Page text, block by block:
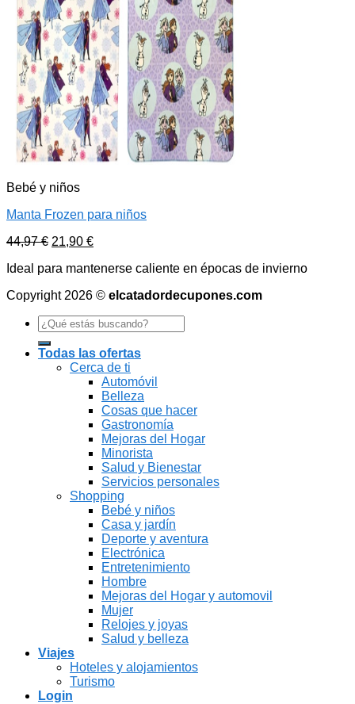
Bebé y niños
Manta Frozen para niños
44,97€ 21,90 €
Ideal para mantenerse caliente en épocas de invierno
Copyright 2026 © elcatadordecupones.com
Search
for:
Todas las ofertas
Cerca de ti
Automóvil
Belleza
Cosas que hacer
Gastronomía
Mejoras del Hogar
Minorista
Salud y Bienestar
Servicios personales
Shopping
Bebé y niños
Casa y jardín
Deporte y aventura
Electrónica
Entretenimiento
Hombre
Mejoras del Hogar y automovil
Mujer
Relojes y joyas
Salud y belleza
Viajes
Hoteles y alojamientos
Turismo
Login